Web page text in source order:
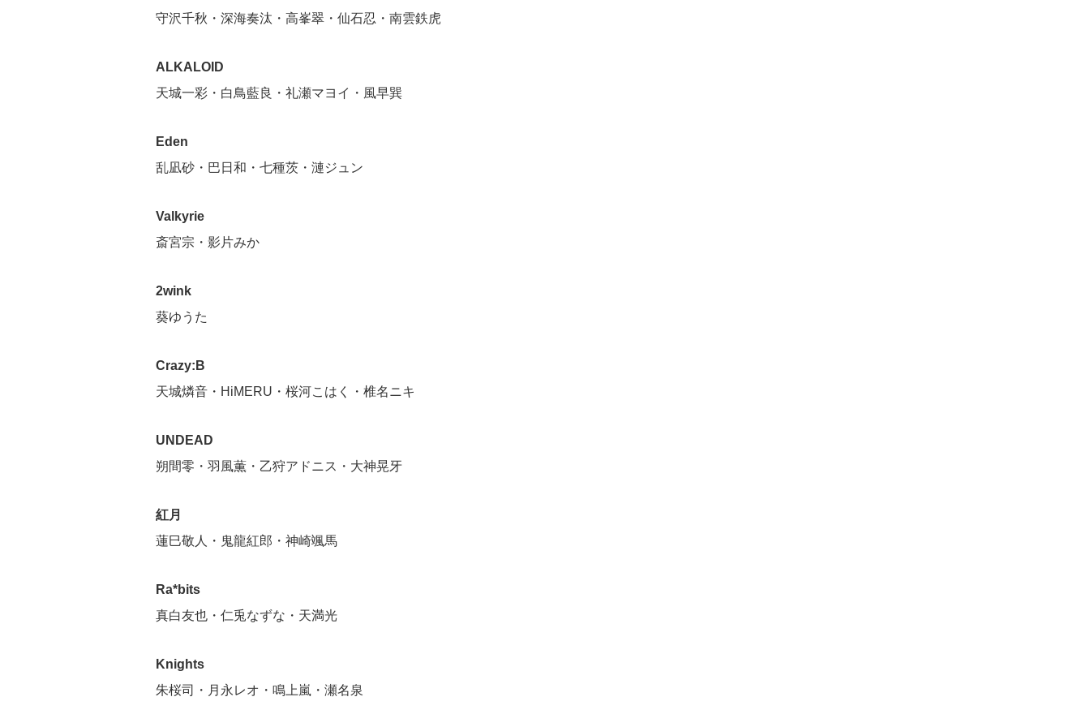
守沢千秋・深海奏汰・高峯翠・仙石忍・南雲鉄虎
ALKALOID
天城一彩・白鳥藍良・礼瀬マヨイ・風早巽
Eden
乱凪砂・巴日和・七種茨・漣ジュン
Valkyrie
斎宮宗・影片みか
2wink
葵ゆうた
Crazy:B
天城燐音・HiMERU・桜河こはく・椎名ニキ
UNDEAD
朔間零・羽風薫・乙狩アドニス・大神晃牙
紅月
蓮巳敬人・鬼龍紅郎・神崎颯馬
Ra*bits
真白友也・仁兎なずな・天満光
Knights
朱桜司・月永レオ・鳴上嵐・瀬名泉